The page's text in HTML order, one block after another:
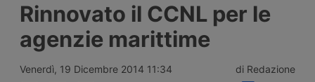
il principale hub di trasbordo verso il Golfo
dopo la crisi del Mar Rosso, ma nel 2026 lo
scontro tra Israele e Iran e la chiusura dello
stretto di Hormuz hanno reso instabile
Rinnovato il CCNL per le
agenzie marittime
Venerdì, 19 Dicembre 2014 11:34 di Redazione